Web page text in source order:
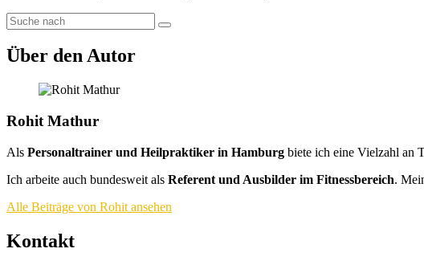
Über den Autor
Rohit Mathur
Als Personaltrainer und Heilpraktiker in Hamburg biete ich eine Vielzahl an
Ich arbeite auch bundesweit als Referent und Ausbilder im Fitnessbereich.
Alle Beiträge von Rohit ansehen
Kontakt